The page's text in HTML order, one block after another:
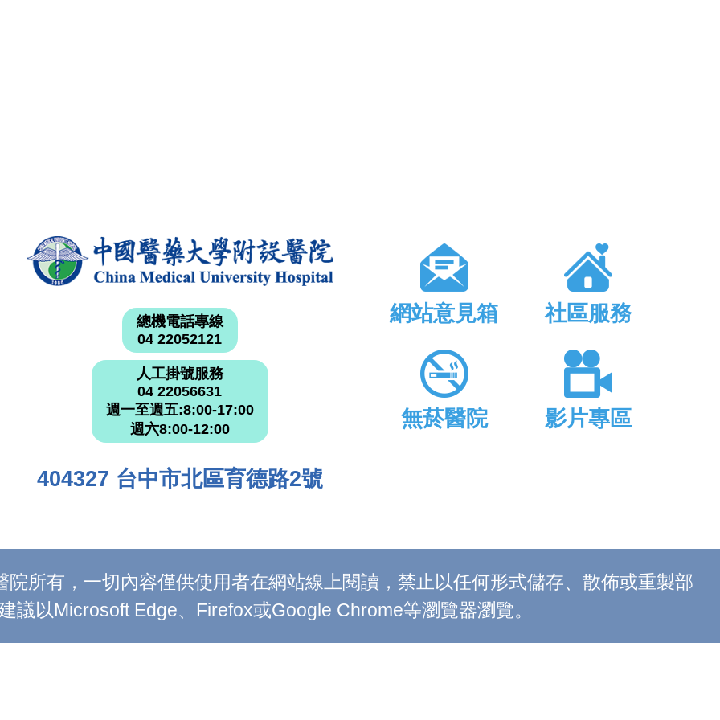
總機電話專線
04 22052121
人工掛號服務
04 22056631
週一至週五:8:00-17:00
週六8:00-12:00
404327 台中市北區育德路2號
網站意見箱 社區服務
無菸醫院 影片專區
所有，一切內容僅供使用者在網站線上閱讀，禁止以任何形式儲存、散佈或重製部
議以Microsoft Edge、Firefox或Google Chrome等瀏覽器瀏覽。